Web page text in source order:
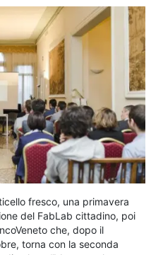
fresco, una primavera
del FabLab cittadino, poi
che, dopo il
torna con la seconda